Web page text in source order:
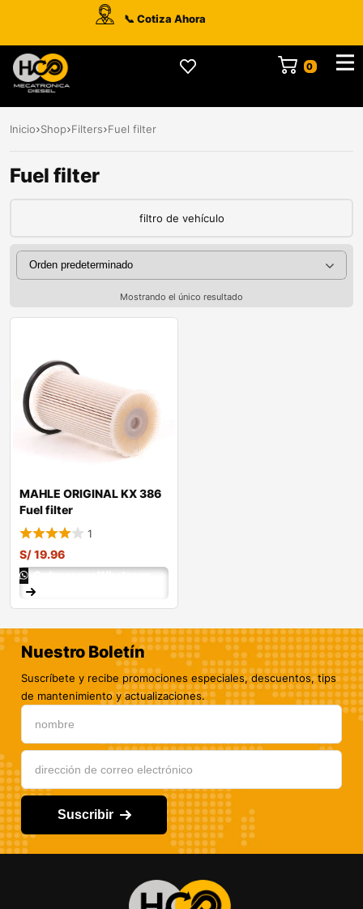
📞 Cotiza Ahora
Inicio Shop Filters Fuel filter
Fuel filter
filtro de vehículo
Mostrando el único resultado
MAHLE ORIGINAL KX 386
Fuel filter
1
S/19.96
Ordenar por Whatsapp
Nuestro Boletín
Suscríbete y recibe promociones especiales, descuentos, tips
de mantenimiento y actualizaciones.
Suscribir